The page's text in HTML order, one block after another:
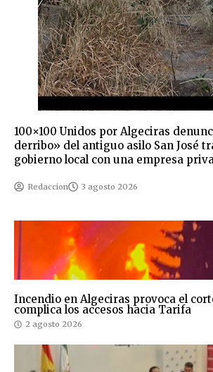
100×100 Unidos por Algeciras
derribo» del antiguo asilo San José
gobierno local con una empresa
Redaccion 3 agosto 2026
Incendio en Algeciras provoca el
complica los accesos hacia Tarifa
2 agosto 2026